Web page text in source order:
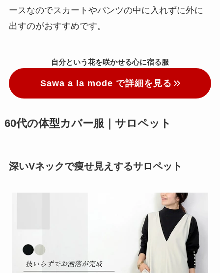
ースなのでスカートやパンツの中に入れずに外に
出すのがおすすめです。
自分という花を咲かせる心に宿る服
Sawa a la mode で詳細を見る
60代の体型カバー服｜サロペット
深いVネックで痩せ見えするサロペット